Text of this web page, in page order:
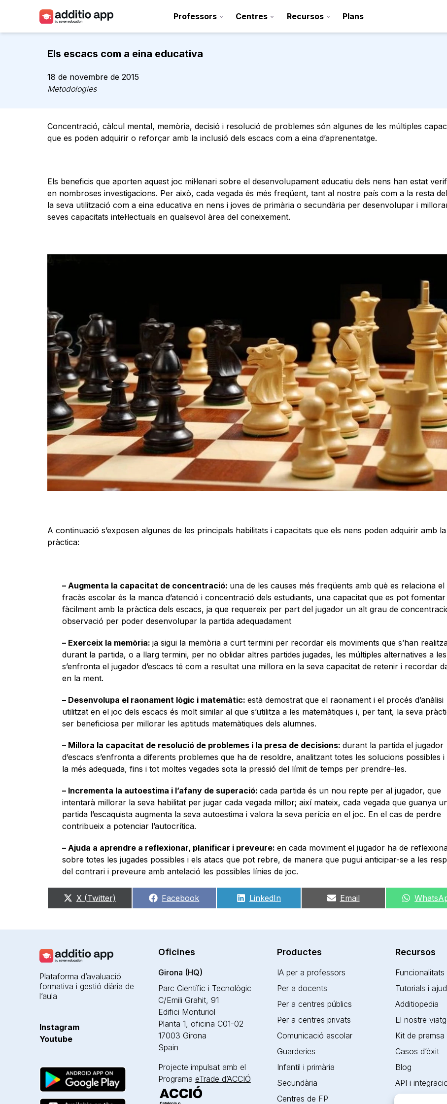
Professors Centres Recursos Plans
Recursos
Contacte
Els escacs com a eina educativa
18 de novembre de 2015
Metodologies
Concentració, càlcul mental, memòria, decisió i resolució de problemes són algunes de les múltiples
que es poden adquirir o reforçar amb la inclusió dels escacs com a eina d’aprenentatge.
Els beneficis que aporten aquest joc mil·lenari sobre el desenvolupament educatiu dels nens han estat
en nombroses investigacions. Per això, cada vegada és més freqüent, tant al nostre país com a la resta
la seva utilització com a eina educativa en nens i joves de primària o secundària per desenvolupar i
seves capacitats intel·lectuals en qualsevol àrea del coneixement.
A continuació s’exposen algunes de les principals habilitats i capacitats que els nens poden adquirir amb
pràctica:
– Augmenta la capacitat de concentració: una de les causes més freqüents amb què es relaciona el
fracàs escolar és la manca d’atenció i concentració dels estudiants, una capacitat que es pot fomentar
fàcilment amb la pràctica dels escacs, ja que requereix per part del jugador un alt grau de
observació per poder desenvolupar la partida adequadament
– Exerceix la memòria: ja sigui la memòria a curt termini per recordar els moviments que s’han
durant la partida, o a llarg termini, per no oblidar altres partides jugades, les múltiples alternatives a
s’enfronta el jugador d’escacs té com a resultat una millora en la seva capacitat de retenir i recordar
en la ment.
– Desenvolupa el raonament lògic i matemàtic: està demostrat que el raonament i el procés d’anàlisi
utilitzat en el joc dels escacs és molt similar al que s’utilitza a les matemàtiques i, per tant, la seva
ser beneficiosa per millorar les aptituds matemàtiques dels alumnes.
– Millora la capacitat de resolució de problemes i la presa de decisions: durant la partida el jugador
d’escacs s’enfronta a diferents problemes que ha de resoldre, analitzant totes les solucions possibles
la més adequada, fins i tot moltes vegades sota la pressió del límit de temps per prendre-les.
– Incrementa la autoestima i l’afany de superació: cada partida és un nou repte per al jugador, que
intentarà millorar la seva habilitat per jugar cada vegada millor; així mateix, cada vegada que guanya
partida l’escaquista augmenta la seva autoestima i valora la seva perícia en el joc. En el cas de perdre
contribueix a potenciar l’autocrítica.
– Ajuda a aprendre a reflexionar, planificar i preveure: en cada moviment el jugador ha de
sobre totes les jugades possibles i els atacs que pot rebre, de manera que pugui anticipar-se a les
del contrari i preveure amb antelació les possibles línies de joc.
Share
on
X (Twitter)
Share
on
Facebook
Share
on
LinkedIn
Share
on
Email
Share
on
Plataforma d’avaluació
formativa i gestió diària de
l’aula
Instagram
Youtube
Oficines
Girona (HQ)
Parc Científic i Tecnològic
C/Emili Grahit, 91
Edifici Monturiol
Planta 1, oficina C01-02
17003 Girona
Spain
Projecte impulsat amb el
Programa eTrade d’ACCIÓ
Productes
IA per a professors
Per a docents
Per a centres públics
Per a centres privats
Comunicació escolar
Guarderies
Infantil i primària
Secundària
Centres de FP
Recursos
Funcionalitats
Tutorials i
Additiopedia
El nostre
Kit de premsa
Casos d’èxit
Blog
API i
Certificacions